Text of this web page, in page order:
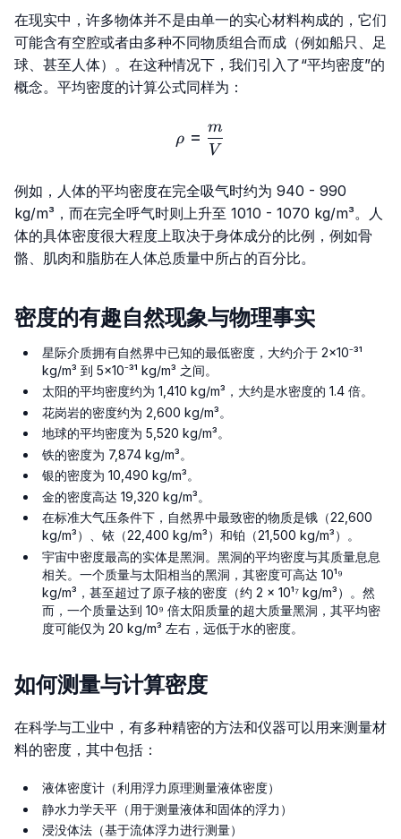
在现实中，许多物体并不是由单一的实心材料构成的，它们
可能含有空腔或者由多种不同物质组合而成（例如船只、足
球、甚至人体）。在这种情况下，我们引入了“平均密度”的
概念。平均密度的计算公式同样为：
ρ=\frac{m}{V}
ρ =
V
m
例如，人体的平均密度在完全吸气时约为 940 - 990
kg/m³，而在完全呼气时则上升至 1010 - 1070 kg/m³。人
体的具体密度很大程度上取决于身体成分的比例，例如骨
骼、肌肉和脂肪在人体总质量中所占的百分比。
密度的有趣自然现象与物理事实
星际介质拥有自然界中已知的最低密度，大约介于 2×10⁻³¹
kg/m³ 到 5×10⁻³¹ kg/m³ 之间。
太阳的平均密度约为 1,410 kg/m³，大约是水密度的 1.4 倍。
花岗岩的密度约为 2,600 kg/m³。
地球的平均密度为 5,520 kg/m³。
铁的密度为 7,874 kg/m³。
银的密度为 10,490 kg/m³。
金的密度高达 19,320 kg/m³。
在标准大气压条件下，自然界中最致密的物质是锇（22,600
kg/m³）、铱（22,400 kg/m³）和铂（21,500 kg/m³）。
宇宙中密度最高的实体是黑洞。黑洞的平均密度与其质量息息
相关。一个质量与太阳相当的黑洞，其密度可高达 10¹⁹
kg/m³，甚至超过了原子核的密度（约 2 × 10¹⁷ kg/m³）。然
而，一个质量达到 10⁹ 倍太阳质量的超大质量黑洞，其平均密
度可能仅为 20 kg/m³ 左右，远低于水的密度。
如何测量与计算密度
在科学与工业中，有多种精密的方法和仪器可以用来测量材
料的密度，其中包括：
液体密度计（利用浮力原理测量液体密度）
静水力学天平（用于测量液体和固体的浮力）
浸没体法（基于流体浮力进行测量）